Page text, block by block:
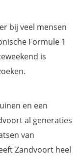
bij veel mensen
Formule 1
is
en een
al generaties
van
Zandvoort heel